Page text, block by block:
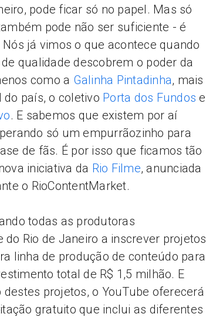
pode ficar só no papel. Mas só
pode não ser suficiente - é
já vimos o que acontece quando
qualidade descobrem o poder da
como a Galinha Pintadinha, mais
país, o coletivo Porta dos Fundos e
. E sabemos que existem por aí
só um empurrãozinho para
de fãs. É por isso que ficamos tão
iniciativa da Rio Filme, anunciada
o RioContentMarket.
todas as produtoras
do Rio de Janeiro a inscrever projetos
linha de produção de conteúdo para
total de R$ 1,5 milhão. E
projetos, o YouTube oferecerá
gratuito que inclui as diferentes